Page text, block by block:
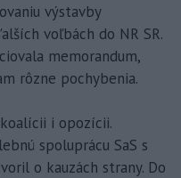
výstavby
voľbách do NR SR.
memorandum,
rôzne pochybenia.
i opozícii.
spoluprácu SaS s
o kauzách strany. Do